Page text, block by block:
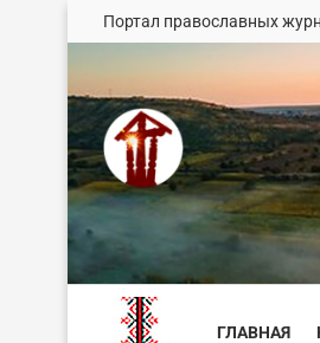
Портал православных
ГЛАВНАЯ